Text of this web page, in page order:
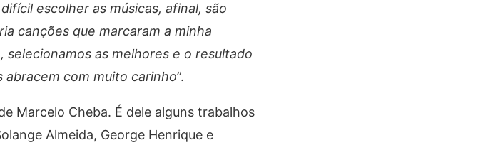
escolher as músicas, afinal, são
canções que marcaram a minha
as melhores e o resultado
com muito carinho”.
Marcelo Cheba. É dele alguns trabalhos
Almeida, George Henrique e